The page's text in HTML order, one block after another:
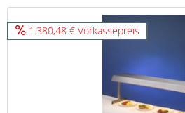
1.380,48 € Vorkassepreis